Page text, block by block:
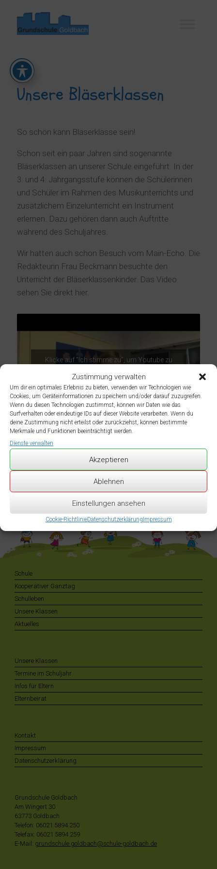
Zustimmung verwalten
Um dir ein optimales Erlebnis zu bieten, verwenden wir Technologien wie
Cookies, um Geräteinformationen zu speichern und/oder darauf zuzugreifen.
Wenn du diesen Technologien zustimmst, können wir Daten wie das
Surfverhalten oder eindeutige IDs auf dieser Website verarbeiten. Wenn du
deine Zustimmung nicht erteilst oder zurückziehst, können bestimmte
Merkmale und Funktionen beeinträchtigt werden.
Dienste verwalten
Akzeptieren
Ablehnen
Einstellungen ansehen
Cookie-RichtlinieDatenschutzerklärung Impressum
Unsere Bläserklassen
So schön kann Bläserklasse sein!
Schon seit ein paar Jahren sind sogenannte
Bläserklassen an unserer Schule eingeführt. In der
3. und 4. Jahrgangsstufe können die Schülerinnen
und Schüler im Rahmen des Musikunterrichts und
zusätzlichem Einzelunterricht ein Instrument
erlernen. Dazu gehören dann auch Auftritte
während des Schuljahres.
Wir hatten auch schon Besuch vom Main-Echo. Die
Redakteurin Frau Beckmann besuchte den
Unterricht der Bläserklassenkinder. Das Video
sehen Sie direkt hier.
Klicke auf "Ich stimme zu", um Youtube zu
Cookie-Richtlinie
Ich stimme zu
Quelle: Main-Echo Aschaffenburg/Mediathek
Schule
Kooperativer Ganztag
Schulleben
Unsere Klassen
Aktuelles
Unsere Klassen
Termine im Schuljahr
Infos für Eltern
Elternbeirat
Kontakt
Impressum
Datenschutzerklärung
Grundschule Goldbach
Am Wingert 30
63773 Goldbach
Telefon: 06021 5894 250
Telefax: 06021 5894 259
E-Mail: grundschule.goldbach@schule-goldbach.de